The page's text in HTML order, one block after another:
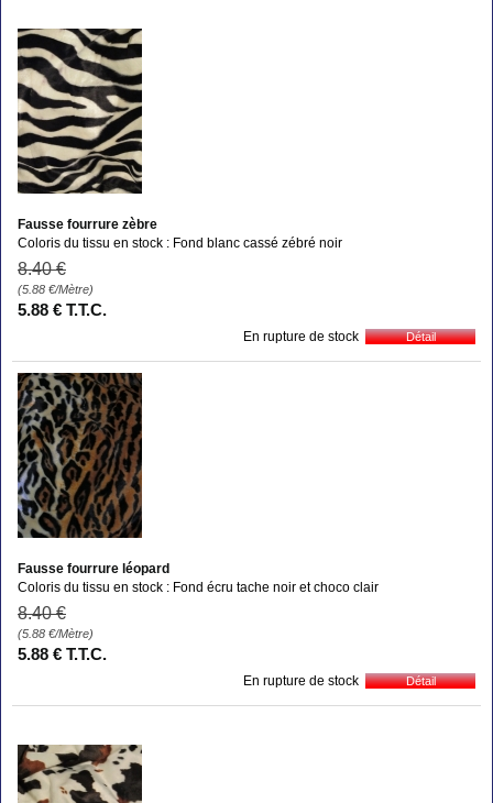
Fausse fourrure zèbre
Coloris du tissu en stock : Fond blanc cassé zébré noir
8.40 €
(5.88 €/Mètre)
5.88 € T.T.C.
En rupture de stock
Fausse fourrure léopard
Coloris du tissu en stock : Fond écru tache noir et choco clair
8.40 €
(5.88 €/Mètre)
5.88 € T.T.C.
En rupture de stock